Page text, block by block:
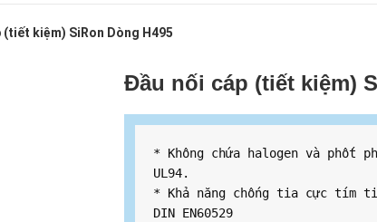
kiệm) SiRon Dòng H495
Đầu nối cáp (tiết kiệm)
* Không chứa halogen và phốt
UL94.
* Khả năng chống tia cực tím
DIN EN60529